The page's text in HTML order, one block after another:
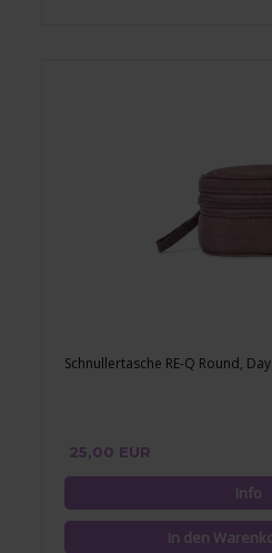
Schnullertasche RE-Q Round,
25,00 EUR